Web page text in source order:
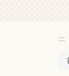
:::